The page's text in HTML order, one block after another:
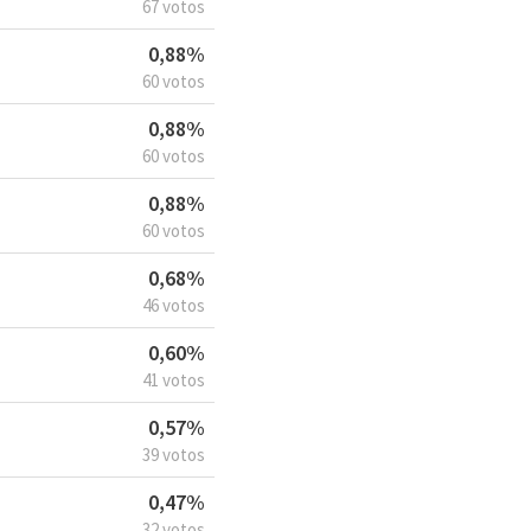
67 votos
0,88%
60 votos
0,88%
60 votos
0,88%
60 votos
0,68%
46 votos
0,60%
41 votos
0,57%
39 votos
0,47%